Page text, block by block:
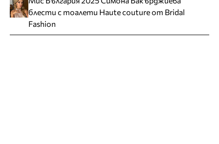
блести с тоалети Haute couture от Bridal
Fashion